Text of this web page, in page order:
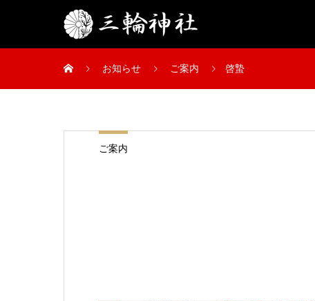
お知らせ ご案内 啓蟄
ご案内